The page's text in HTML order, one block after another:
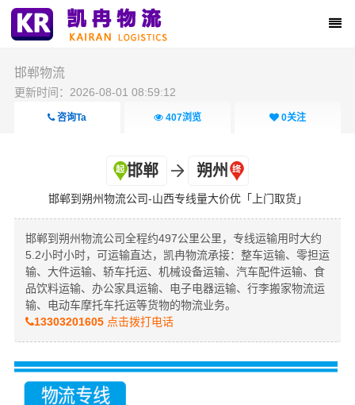
邯郸物流
更新时间：2026-08-01 08:59:12
咨询Ta 407浏览 0关注
邯郸 朔州
邯郸到朔州物流公司-山西专线量大价优「上门取货」
邯郸到朔州物流公司全程约497公里公里，专线运输用时大约
5.2小时小时，可运输直达，凯冉物流承接：整车运输、零担运
输、大件运输、轿车托运、机械设备运输、汽车配件运输、食
品饮料运输、办公家具运输、电子电器运输、行李搬家物流运
输、电动车摩托车托运等货物的物流业务。
13303201605点击拨打电话